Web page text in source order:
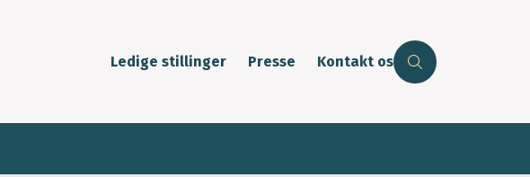
Ledige stillinger Presse Kontakt os